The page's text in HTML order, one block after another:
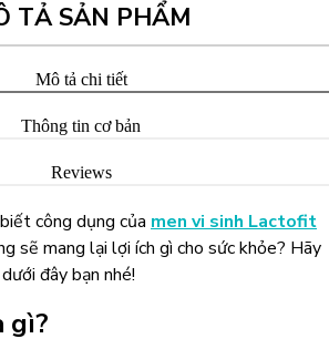
TẢ SẢN PHẨM
Mô tả chi tiết
Thông tin cơ bản
Reviews
công dụng của men vi sinh Lactofit
sẽ mang lại lợi ích gì cho sức khỏe? Hãy
đây bạn nhé!
gì?